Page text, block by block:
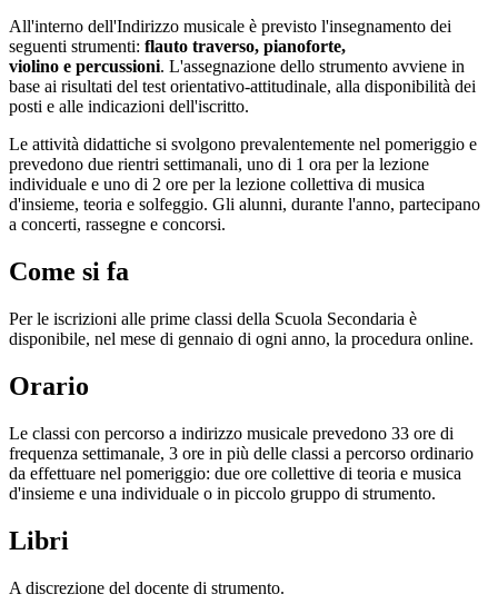
All'interno dell'Indirizzo musicale è previsto l'insegnamento dei
seguenti strumenti: flauto traverso, pianoforte,
violino e percussioni. L'assegnazione dello strumento avviene in
base ai risultati del test orientativo-attitudinale, alla disponibilità dei
posti e alle indicazioni dell'iscritto.
Le attività didattiche si svolgono prevalentemente nel pomeriggio e
prevedono due rientri settimanali, uno di 1 ora per la lezione
individuale e uno di 2 ore per la lezione collettiva di musica
d'insieme, teoria e solfeggio. Gli alunni, durante l'anno, partecipano
a concerti, rassegne e concorsi.
Come si fa
Per le iscrizioni alle prime classi della Scuola Secondaria è
disponibile, nel mese di gennaio di ogni anno, la procedura online.
Orario
Le classi con percorso a indirizzo musicale prevedono 33 ore di
frequenza settimanale, 3 ore in più delle classi a percorso ordinario
da effettuare nel pomeriggio: due ore collettive di teoria e musica
d'insieme e una individuale o in piccolo gruppo di strumento.
Libri
A discrezione del docente di strumento.